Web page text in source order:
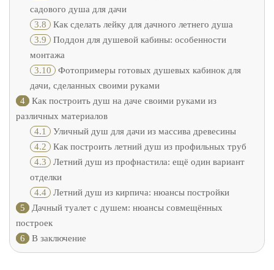
садового душа для дачи
3.8 Как сделать лейку для дачного летнего душа
3.9 Поддон для душевой кабины: особенности
монтажа
3.10 Фотопримеры готовых душевых кабинок для
дачи, сделанных своими руками
4
Как построить душ на даче своими руками из
различных материалов
4.1 Уличный душ для дачи из массива древесины
4.2 Как построить летний душ из профильных труб
4.3 Летний душ из профнастила: ещё один вариант
отделки
4.4 Летний душ из кирпича: нюансы постройки
5
Дачный туалет с душем: нюансы совмещённых
построек
6
В заключение